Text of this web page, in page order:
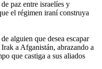
paz entre israelíes y
el régimen iraní construya
alguien que desea escapar
a Afganistán, abrazando a
que castiga a sus aliados